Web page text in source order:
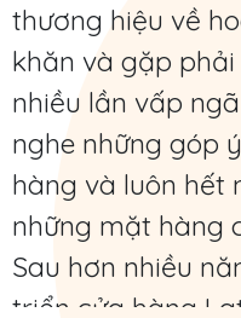
thương hiệu về
khăn và gặp phải
nhiều lần vấp
nghe những góp
hàng và luôn hết
những mặt hàng
Sau hơn nhiều
triển cửa hàng